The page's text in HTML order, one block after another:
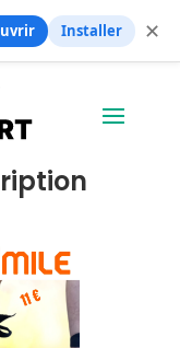
Installer ✕